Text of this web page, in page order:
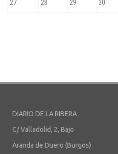
DIARIO DE LA RIBERA
C/ Valladolid, 2, Bajo
Aranda de Duero (Burgos)